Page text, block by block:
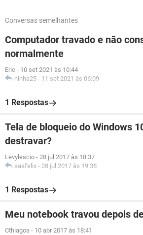
Conversas semelhantes
Computador travado e não
normalmente
Eric - 10 set 2021 às 10:44
ninha25 - 11 set 2021 às 06:09
1 Respostas
Tela de bloqueio do Windows
destravar?
Levylescio - 28 jul 2017 às 18:37
aaafelix - 28 jul 2017 às 19:35
1 Respostas
Meu notebook travou depois
Cthiagoa - 10 abr 2017 às 18:41